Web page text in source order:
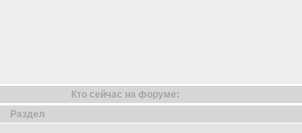
Кто сейчас на форуме:
Раздел